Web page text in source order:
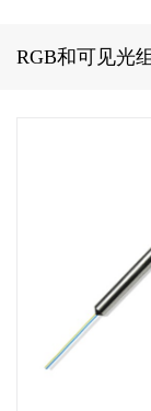
RGB和可见光